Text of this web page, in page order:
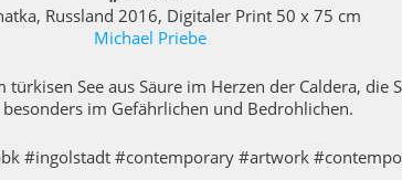
Russland 2016, Digitaler Print 50 x 75 cm
Michael Priebe
See aus Säure im Herzen der Caldera, die
besonders im Gefährlichen und Bedrohlichen.
#ingolstadt #contemporary #artwork